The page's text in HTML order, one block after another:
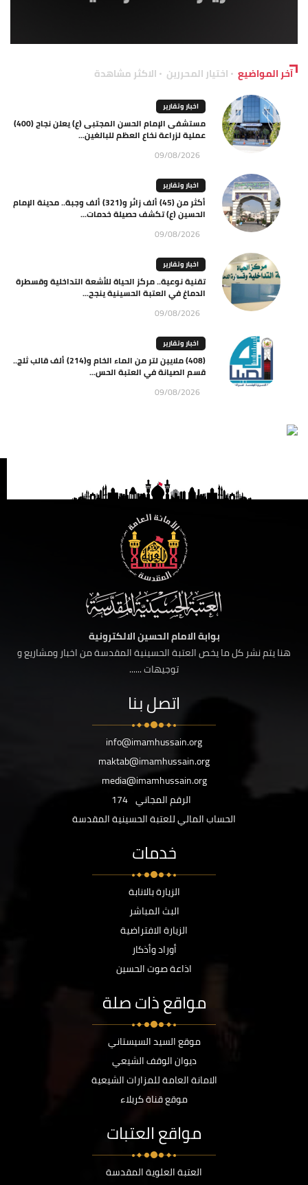
آخر المواضيع اختيار المحررين الاكثر مشاهدة
اخبار وتقارير
مستشفى الإمام الحسن المجتبى (ع) يعلن نجاح (400)
عملية لزراعة نخاع العظم للبالغين...
09/08/2026
اخبار وتقارير
أكثر من (45) ألف زائر و(321) ألف وجبة.. مدينة الإمام
الحسين (ع) تكشف حصيلة خدمات...
09/08/2026
اخبار وتقارير
تقنية نوعية.. مركز الحياة للأشعة التداخلية وقسطرة
الدماغ في العتبة الحسينية ينجح...
09/08/2026
اخبار وتقارير
(408) ملايين لتر من الماء الخام و(214) ألف قالب ثلج..
قسم الصيانة في العتبة الحس...
09/08/2026
بوابة الامام الحسين الالكترونية
هنا يتم نشر كل ما يخص العتبة الحسينية المقدسة من اخبار ومشاريع و
توجيهات ......
اتصل بنا
info@imamhussain.org
maktab@imamhussain.org
media@imamhussain.org
الرقم المجاني 174
الحساب المالي للعتبة الحسينية المقدسة
خدمات
الزيارة بالانابة
البث المباشر
الزيارة الافتراضية
أوراد وأذكار
اذاعة صوت الحسين
مواقع ذات صلة
موقع السيد السيستاني
ديوان الوقف الشيعي
الامانة العامة للمزارات الشيعية
موقع قناة كربلاء
مواقع العتبات
العتبة العلوية المقدسة